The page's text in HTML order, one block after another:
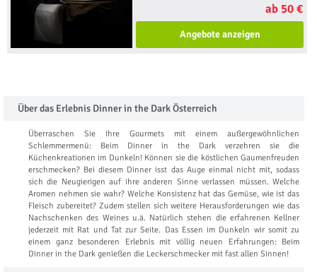
ab 50 €
Angebote anzeigen
Über das Erlebnis Dinner in the Dark Österreich
Überraschen Sie Ihre Gourmets mit einem außergewöhnlichen
Schlemmermenü: Beim Dinner in the Dark verzehren sie die
Küchenkreationen im Dunkeln! Können sie die köstlichen Gaumenfreuden
erschmecken? Bei diesem Dinner isst das Auge einmal nicht mit, sodass
sich die Neugierigen auf ihre anderen Sinne verlassen müssen. Welche
Aromen nehmen sie wahr? Welche Konsistenz hat das Gemüse, wie ist das
Fleisch zubereitet? Zudem stellen sich weitere Herausforderungen wie das
Nachschenken des Weines u.ä. Natürlich stehen die erfahrenen Kellner
jederzeit mit Rat und Tat zur Seite. Das Essen im Dunkeln wir somit zu
einem ganz besonderen Erlebnis mit völlig neuen Erfahrungen: Beim
Dinner in the Dark genießen die Leckerschmecker mit fast allen Sinnen!